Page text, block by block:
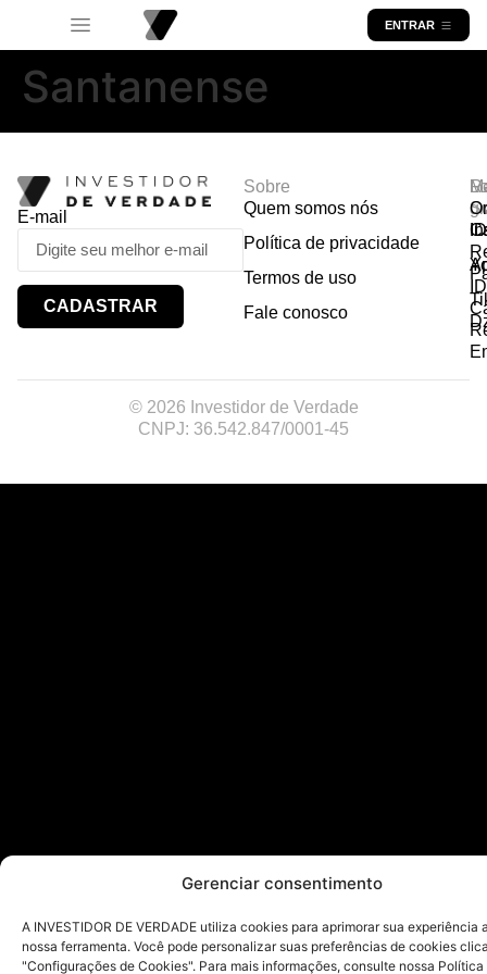
Gerenciar consentimento
A INVESTIDOR DE VERDADE utiliza cookies para aprimorar sua experiência
nossa ferramenta. Você pode personalizar suas preferências de cookies
"Configurações de Cookies". Para mais informações, consulte nossa Política
ENTRAR
Santanense
E-mail
CADASTRAR
Sobre
Quem somos nós
Política de privacidade
Termos de uso
Fale conosco
© 2026 Investidor de Verdade
CNPJ: 36.542.847/0001-45